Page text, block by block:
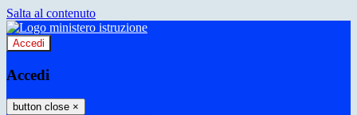
Salta al contenuto
Accedi
Accedi
button close ×